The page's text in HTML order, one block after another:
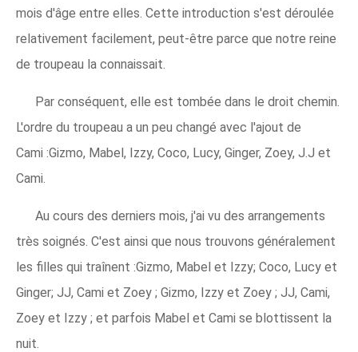
mois d'âge entre elles. Cette introduction s'est déroulée
relativement facilement, peut-être parce que notre reine
de troupeau la connaissait.
Par conséquent, elle est tombée dans le droit chemin.
L'ordre du troupeau a un peu changé avec l'ajout de
Cami :Gizmo, Mabel, Izzy, Coco, Lucy, Ginger, Zoey, J.J et
Cami.
Au cours des derniers mois, j'ai vu des arrangements
très soignés. C'est ainsi que nous trouvons généralement
les filles qui traînent :Gizmo, Mabel et Izzy; Coco, Lucy et
Ginger; JJ, Cami et Zoey ; Gizmo, Izzy et Zoey ; JJ, Cami,
Zoey et Izzy ; et parfois Mabel et Cami se blottissent la
nuit.